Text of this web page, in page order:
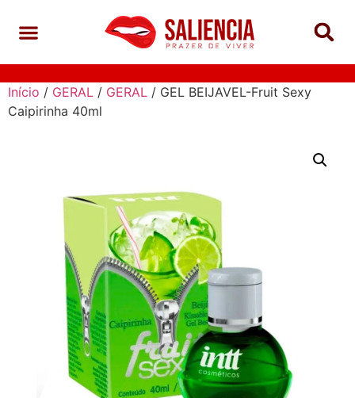
Início / GERAL / GERAL / GEL BEIJAVEL-Fruit Sexy
Caipirinha 40ml